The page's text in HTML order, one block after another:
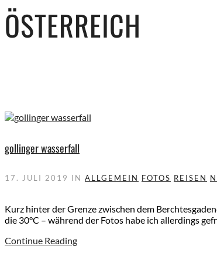
ÖSTERREICH
gollinger wasserfall
17. JULI 2019 IN ALLGEMEIN FOTOS REISEN
Kurz hinter der Grenze zwischen dem
die 30°C – während der Fotos habe ich allerdings
Continue Reading